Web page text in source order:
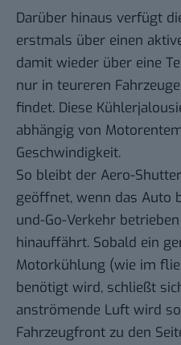
Darüber hinaus verfügt
erstmals über einen
damit wieder über eine
nur in teureren
findet. Diese
abhängig von
Geschwindigkeit.
So bleibt der Aero-
geöffnet, wenn das Auto
und-Go-Verkehr
hinauffährt. Sobald ein
Motorkühlung (wie im
benötigt wird, schließt
anströmende Luft wird
Fahrzeugfront zu den